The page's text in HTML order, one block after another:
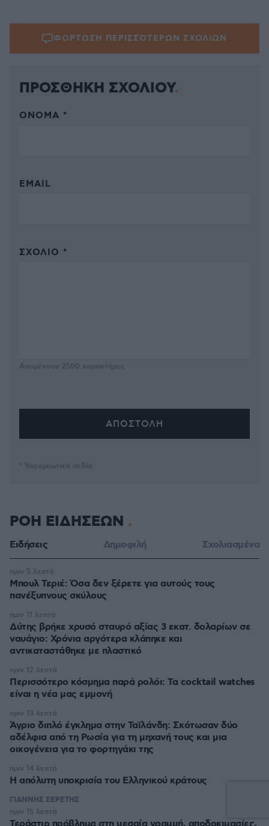
ΦΟΡΤΩΣΗ ΠΕΡΙΣΣΟΤΕΡΩΝ ΣΧΟΛΙΩΝ
ΠΡΟΣΘΗΚΗ ΣΧΟΛΙΟΥ
ΌΝΟΜΑ *
EMAIL
ΣΧΌΛΙΟ *
Απομένουν 2500 χαρακτήρες
* Υποχρεωτικά πεδία
ΡΟΗ ΕΙΔΗΣΕΩΝ
Ειδήσεις Δημοφιλή Σχολιασμένα
Μπουλ Τεριέ: Όσα δεν ξέρετε για αυτούς τους
πανέξυπνους σκύλους
πριν 5 λεπτά
Δύτης βρήκε χρυσό σταυρό αξίας 3 εκατ. δολαρίων σε
ναυάγιο: Χρόνια αργότερα κλάπηκε και
αντικαταστάθηκε με πλαστικό
πριν 11 λεπτά
Περισσότερο κόσμημα παρά ρολόι: Τα cocktail watches
είναι η νέα μας εμμονή
πριν 12 λεπτά
Άγριο διπλό έγκλημα στην Ταϊλάνδη: Σκότωσαν δύο
αδέλφια από τη Ρωσία για τη μηχανή τους και μια
οικογένεια για το φορτηγάκι της
πριν 13 λεπτά
Η απόλυτη υποκρισία του Ελληνικού κράτους
πριν 14 λεπτά
ΓΙΑΝΝΗΣ ΣΕΡΕΤΗΣ
πριν 15 λεπτά